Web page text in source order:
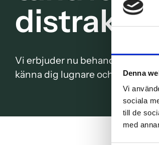
Denna
Vi
sociala
till de
med
Vi erbjuder nu behandling med
känna dig lugnare och mer